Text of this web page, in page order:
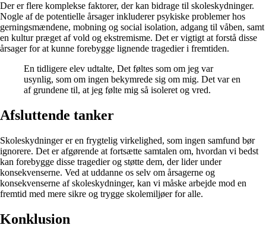
Der er flere komplekse faktorer, der kan bidrage til skoleskydninger.
Nogle af de potentielle årsager inkluderer psykiske problemer hos
gerningsmændene, mobning og social isolation, adgang til våben, samt
en kultur præget af vold og ekstremisme. Det er vigtigt at forstå disse
årsager for at kunne forebygge lignende tragedier i fremtiden.
En tidligere elev udtalte, Det føltes som om jeg var
usynlig, som om ingen bekymrede sig om mig. Det var en
af grundene til, at jeg følte mig så isoleret og vred.
Afsluttende tanker
Skoleskydninger er en frygtelig virkelighed, som ingen samfund bør
ignorere. Det er afgørende at fortsætte samtalen om, hvordan vi bedst
kan forebygge disse tragedier og støtte dem, der lider under
konsekvenserne. Ved at uddanne os selv om årsagerne og
konsekvenserne af skoleskydninger, kan vi måske arbejde mod en
fremtid med mere sikre og trygge skolemiljøer for alle.
Konklusion